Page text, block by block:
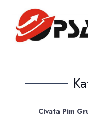
Civata Pim